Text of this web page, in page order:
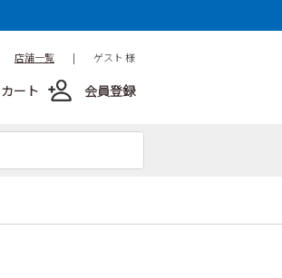
店舗一覧 | ゲスト 様
カート 会員登録